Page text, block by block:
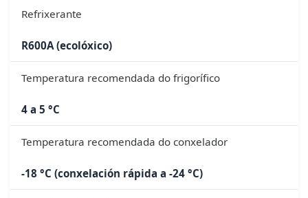
Refrixerante
R600A (ecolóxico)
Temperatura recomendada do frigorífico
4 a 5 °C
Temperatura recomendada do conxelador
-18 °C (conxelación rápida a -24 °C)